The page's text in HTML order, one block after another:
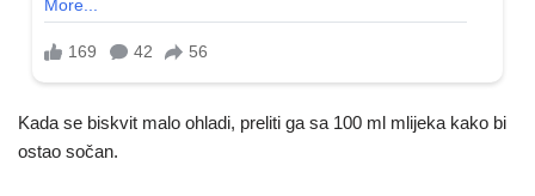
Kada se biskvit malo ohladi, preliti ga sa 100 ml mlijeka kako bi
ostao sočan.